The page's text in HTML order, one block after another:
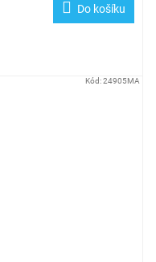
Do košíku
Kód:24905MA